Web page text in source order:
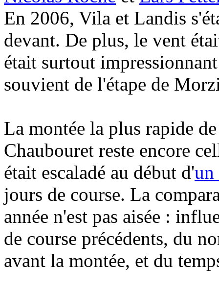
En 2006, Vila et Landis
devant. De plus, le vent
était surtout
souvient de l'étape de
La montée la plus rapide
Chaubouret reste encore
était escaladé au début d'un
jours de course. La
année n'est pas aisée :
de course précédents, du
avant la montée, et du